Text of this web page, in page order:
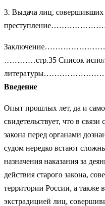
3. Выдача лиц, совершивших
…………стр.35 Список
Введение
Опыт прошлых лет, да и
свидетельствует, что в
закона перед органами
судом нередко встают
назначения наказания за
действия старого закона,
территории России, а также
экстрадицией лиц,